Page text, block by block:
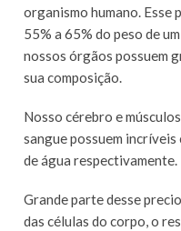
organismo humano.
55% a 65% do peso de
nossos órgãos possuem
sua composição.
Nosso cérebro e
sangue possuem
de água respectivamente.
Grande parte desse
das células do corpo, o